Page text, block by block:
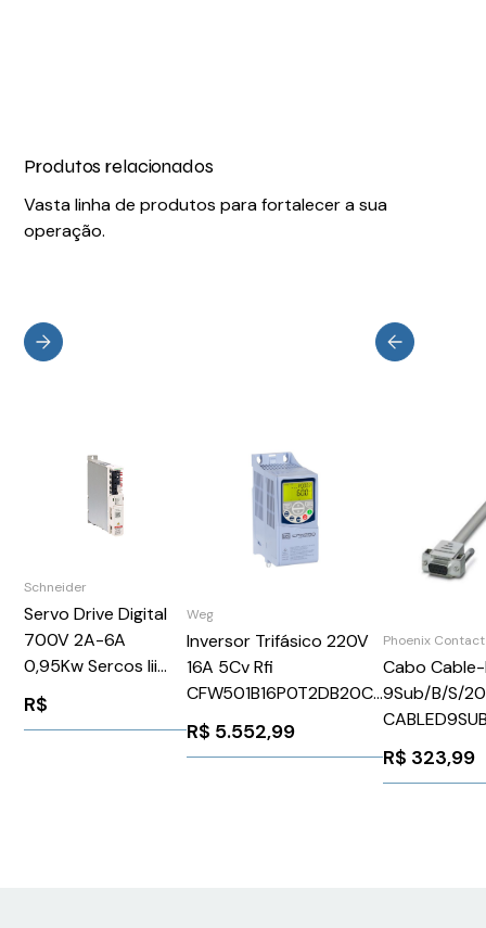
Produtos relacionados
Vasta linha de produtos para fortalecer a sua
operação.
Schneider
Servo Drive Digital
700V 2A-6A
0,95Kw Sercos Iii
Schneider
LXM62DU60D21000
R$
Weg
Inversor Trifásico 220V
16A 5Cv Rfi
CFW501B16P0T2DB20C3
WEG Weg 13608660
R$ 5.552,99
Phoenix Contact
Cabo
9Sub/B/S/
Phoenix
R$ 323,99